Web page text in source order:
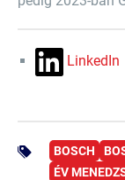
LinkedIn
BOSCH
ÉV